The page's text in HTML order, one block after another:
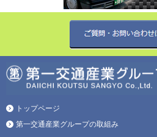
トップページ
第一交通産業グループの取組み